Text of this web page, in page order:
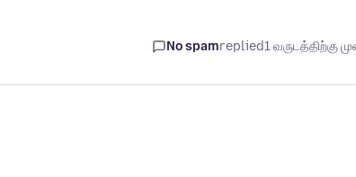
No spamreplied1 வருடத்திற்கு